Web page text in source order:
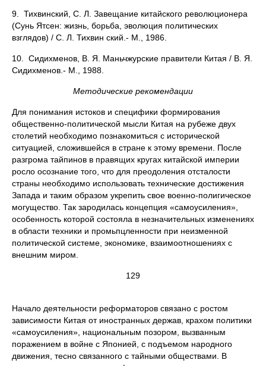
9. Тихвинский, С. Л. Завещание китайского революционера
(Сунь Ятсен: жизнь, борьба, эволюция политических
взглядов) / С. Л. Тихвин ский.- М., 1986.
10. Сидихменов, В. Я. Маньчжурские правители Китая / В. Я.
Сидихменов.- М., 1988.
Методические рекомендации
Для понимания истоков и специфики формирования
общественно-политической мысли Китая на рубеже двух
столетий необходимо познакомиться с исторической
ситуацией, сложившейся в стране к этому времени. После
разгрома тайпинов в правящих кругах китайской империи
росло осознание того, что для преодоления отсталости
страны необходимо использовать технические достижения
Запада и таким образом укрепить свое военно-полигическое
могущество. Так зародилась концепция «самоусиления»,
особенность которой состояла в незначительных изменениях
в области техники и промьпцленности при неизменной
политической системе, экономике, взаимоотношениях с
внешним миром.
129
Начало деятельности реформаторов связано с ростом
зависимости Китая от иностранных держав, крахом политики
«самоусиления», национальным позором, вызванным
поражением в войне с Японией, с подъемом народного
движения, тесно связанного с тайными обществами. В